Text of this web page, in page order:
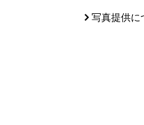
写真提供に